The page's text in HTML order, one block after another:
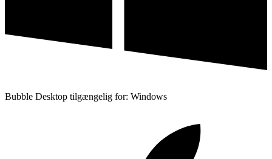
Bubble Desktop tilgængelig for: Windows